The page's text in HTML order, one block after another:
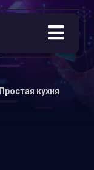
Простая кухня